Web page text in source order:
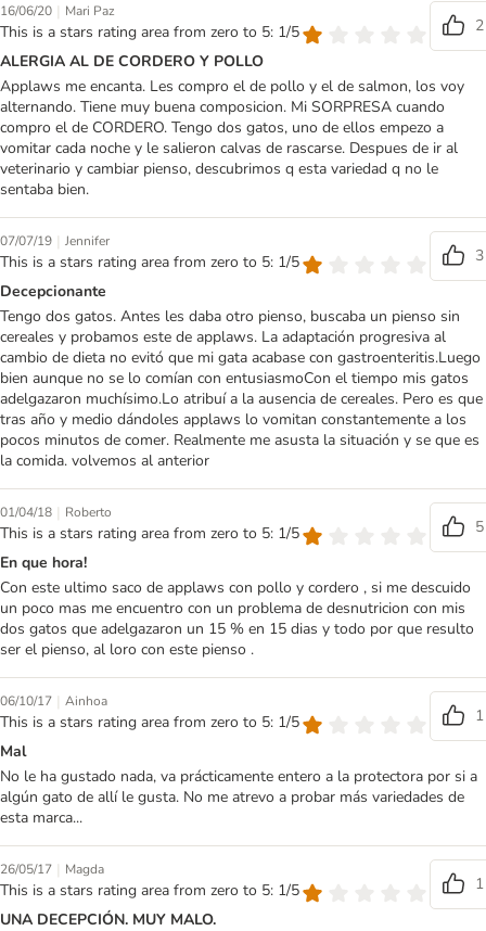
16/06/20 | Mari Paz
This is a stars rating area from zero to 5: 1/5
2
ALERGIA AL DE CORDERO Y POLLO
Applaws me encanta. Les compro el de pollo y el de salmon, los voy
alternando. Tiene muy buena composicion. Mi SORPRESA cuando
compro el de CORDERO. Tengo dos gatos, uno de ellos empezo a
vomitar cada noche y le salieron calvas de rascarse. Despues de ir al
veterinario y cambiar pienso, descubrimos q esta variedad q no le
sentaba bien.
07/07/19 | Jennifer
This is a stars rating area from zero to 5: 1/5
3
Decepcionante
Tengo dos gatos. Antes les daba otro pienso, buscaba un pienso sin
cereales y probamos este de applaws. La adaptación progresiva al
cambio de dieta no evitó que mi gata acabase con gastroenteritis.Luego
bien aunque no se lo comían con entusiasmoCon el tiempo mis gatos
adelgazaron muchísimo.Lo atribuí a la ausencia de cereales. Pero es que
tras año y medio dándoles applaws lo vomitan constantemente a los
pocos minutos de comer. Realmente me asusta la situación y se que es
la comida. volvemos al anterior
01/04/18 | Roberto
This is a stars rating area from zero to 5: 1/5
5
En que hora!
Con este ultimo saco de applaws con pollo y cordero , si me descuido
un poco mas me encuentro con un problema de desnutricion con mis
dos gatos que adelgazaron un 15 % en 15 dias y todo por que resulto
ser el pienso, al loro con este pienso .
06/10/17 | Ainhoa
This is a stars rating area from zero to 5: 1/5
1
Mal
No le ha gustado nada, va prácticamente entero a la protectora por si a
algún gato de allí le gusta. No me atrevo a probar más variedades de
esta marca...
26/05/17 | Magda
This is a stars rating area from zero to 5: 1/5
1
UNA DECEPCIÓN. MUY MALO.